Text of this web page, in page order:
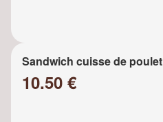
Sandwich cuisse de poulet
10.50 €